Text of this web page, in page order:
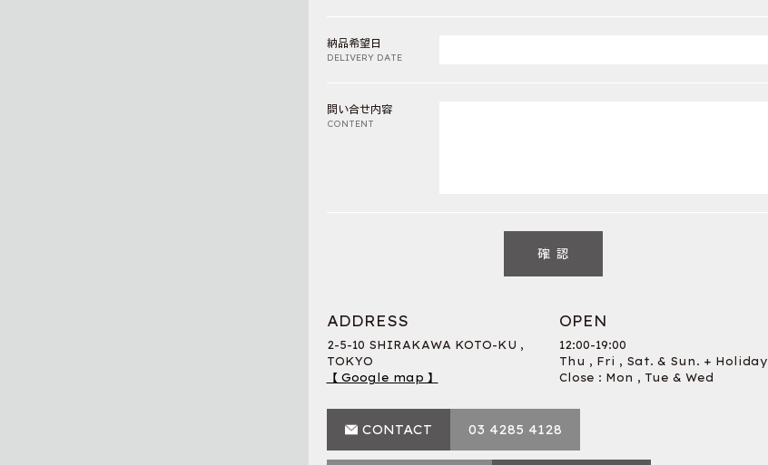
納品希望日
DELIVERY DATE
問い合せ内容
CONTENT
ADDRESS
2-5-10 SHIRAKAWA KOTO-KU ,
TOKYO
【 Google map 】
OPEN
12:00-19:00
Thu , Fri , Sat. & Sun. + Holiday
Close : Mon , Tue & Wed
CONTACT 03 4285 4128